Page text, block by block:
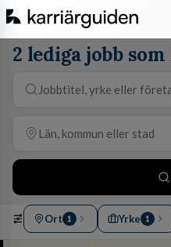
2 lediga jobb
Ort 1 Yrke 1